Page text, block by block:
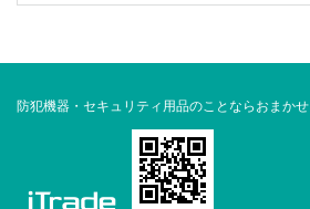
防犯機器・セキュリティ用品のことならおまかせ